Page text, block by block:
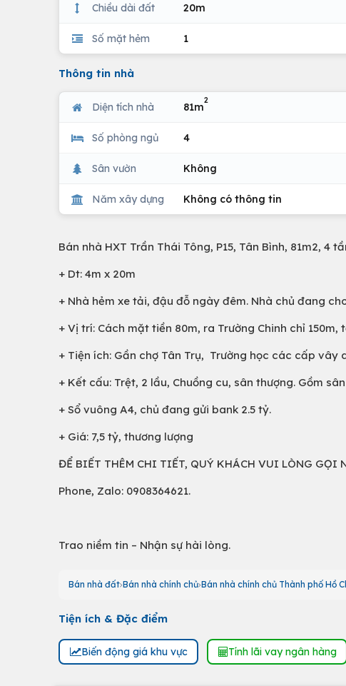
Chiều dài đất 20m
Số mặt hẻm 1
Thông tin nhà
Diện tích nhà 81m
2
Số phòng ngủ 4
Sân vườn Không
Năm xây dựng Không có thông tin
Bán nhà HXT Trần Thái Tông, P15, Tân Bình, 81m2, 4
+ Dt: 4m x 20m
+ Nhà hẻm xe tải, đậu đỗ ngày đêm. Nhà chủ đang
+ Vị trí: Cách mặt tiền 80m, ra Trường Chinh chỉ
+ Tiện ích: Gần chợ Tân Trụ, Trường học các cấp vây
+ Kết cấu: Trệt, 2 lầu, Chuồng cu, sân thượng. Gồm
+ Sổ vuông A4, chủ đang gửi bank 2.5 tỷ.
+ Giá: 7,5 tỷ, thương lượng
ĐỂ BIẾT THÊM CHI TIẾT, QUÝ KHÁCH VUI LÒNG
Phone, Zalo: 0908364621.
Trao niềm tin – Nhận sự hài lòng.
Bán nhà đất Bán nhà chính chủ Bán nhà chính chủ Thành phố Hồ
Tiện ích & Đặc điểm
Biến động giá khu vực Tính lãi vay ngân hàng